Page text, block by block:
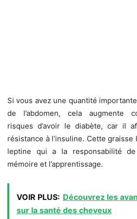
Si vous avez une quantité
de l’abdomen, cela augmente
risques d’avoir le diabète, car il
résistance à l’insuline. Cette graisse
leptine qui a la responsabilité
mémoire et l’apprentissage.
VOIR PLUS: Découvrez les
sur la santé des cheveux